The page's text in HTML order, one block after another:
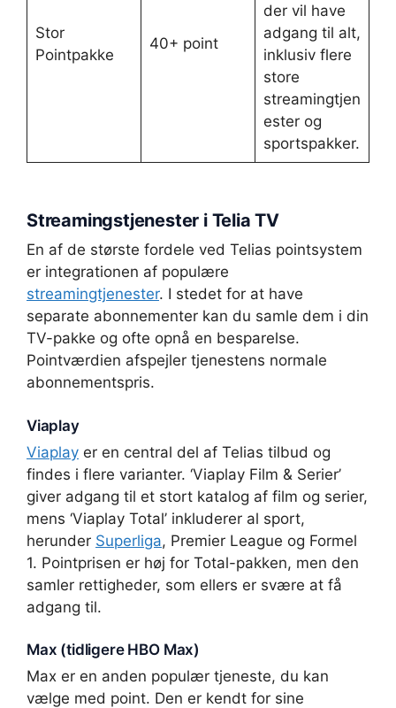
Stor
Pointpakke
40+ point
der vil have
adgang til alt,
inklusiv flere
store
streamingtjen
ester og
sportspakker.
Streamingstjenester i Telia TV
En af de største fordele ved Telias pointsystem
er integrationen af populære
streamingtjenester. I stedet for at have
separate abonnementer kan du samle dem i din
TV-pakke og ofte opnå en besparelse.
Pointværdien afspejler tjenestens normale
abonnementspris.
Viaplay
Viaplay er en central del af Telias tilbud og
findes i flere varianter. ‘Viaplay Film & Serier’
giver adgang til et stort katalog af film og serier,
mens ‘Viaplay Total’ inkluderer al sport,
herunder Superliga, Premier League og Formel
1. Pointprisen er høj for Total-pakken, men den
samler rettigheder, som ellers er svære at få
adgang til.
Max (tidligere HBO Max)
Max er en anden populær tjeneste, du kan
vælge med point. Den er kendt for sine